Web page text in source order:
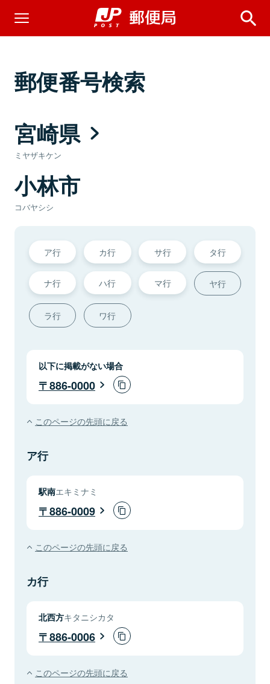
郵便番号検索
宮崎県
ミヤザキケン
小林市
コバヤシシ
ア行 カ行 サ行 タ行
ナ行 ハ行 マ行 ヤ行
ラ行 ワ行
以下に掲載がない場合
886-0000
このページの先頭に戻る
ア行
駅南エキミナミ
886-0009
このページの先頭に戻る
カ行
北西方キタニシカタ
886-0006
このページの先頭に戻る